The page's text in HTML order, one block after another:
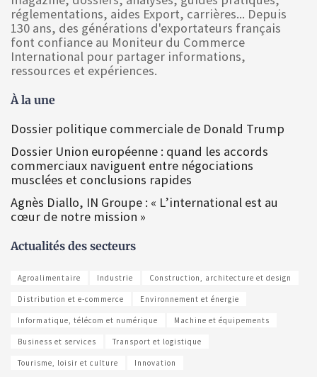
réglementations, aides Export, carrières... Depuis
130 ans, des générations d'exportateurs français
font confiance au Moniteur du Commerce
International pour partager informations,
ressources et expériences.
À la une
Dossier politique commerciale de Donald Trump
Dossier Union européenne : quand les accords
commerciaux naviguent entre négociations
musclées et conclusions rapides
Agnès Diallo, IN Groupe : « L’international est au
cœur de notre mission »
Actualités des secteurs
Agroalimentaire Industrie Construction, architecture et design
Distribution et e-commerce Environnement et énergie
Informatique, télécom et numérique Machine et équipements
Business et services Transport et logistique
Tourisme, loisir et culture Innovation